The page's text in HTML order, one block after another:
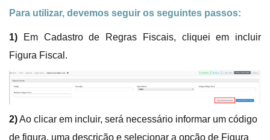
Para utilizar, devemos seguir os seguintes passos:
1) Em Cadastro de Regras Fiscais, cliquei em incluir
Figura Fiscal.
2)Ao clicar em incluir, será necessário informar um código
de figura, uma descrição e selecionar a opção de Figura